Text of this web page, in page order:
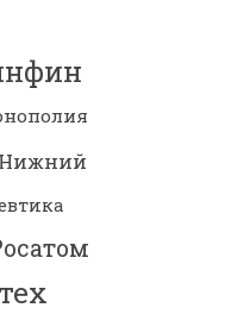
Нижний